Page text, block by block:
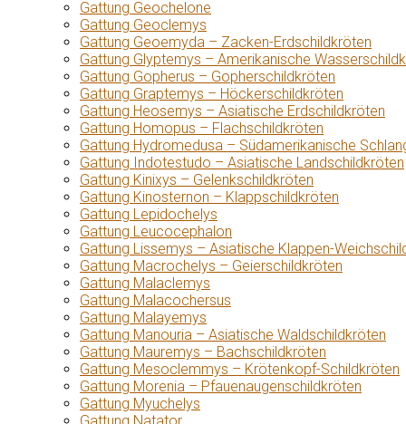
Gattung Geochelone
Gattung Geoclemys
Gattung Geoemyda – Zacken-Erdschildkröten
Gattung Glyptemys – Amerikanische
Gattung Gopherus – Gopherschildkröten
Gattung Graptemys – Höckerschildkröten
Gattung Heosemys – Asiatische Erdschildkröten
Gattung Homopus – Flachschildkröten
Gattung Hydromedusa – Südamerikanische
Gattung Indotestudo – Asiatische Landschildkröten
Gattung Kinixys – Gelenkschildkröten
Gattung Kinosternon – Klappschildkröten
Gattung Lepidochelys
Gattung Leucocephalon
Gattung Lissemys – Asiatische Klappen-
Gattung Macrochelys – Geierschildkröten
Gattung Malaclemys
Gattung Malacochersus
Gattung Malayemys
Gattung Manouria – Asiatische Waldschildkröten
Gattung Mauremys – Bachschildkröten
Gattung Mesoclemmys – Krötenkopf-Schildkröten
Gattung Morenia – Pfauenaugenschildkröten
Gattung Myuchelys